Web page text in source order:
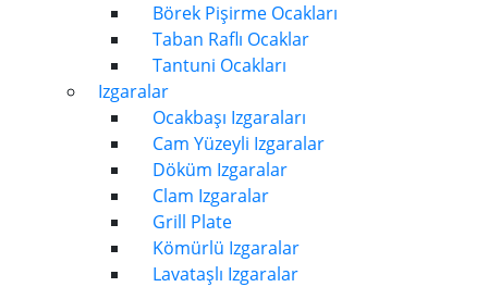
Börek Pişirme Ocakları
Taban Raflı Ocaklar
Tantuni Ocakları
Izgaralar
Ocakbaşı Izgaraları
Cam Yüzeyli Izgaralar
Döküm Izgaralar
Clam Izgaralar
Grill Plate
Kömürlü Izgaralar
Lavataşlı Izgaralar